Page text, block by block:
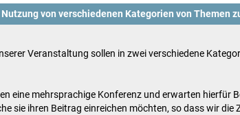
Nutzung von verschiedenen Kategorien von Themen
Veranstaltung sollen in zwei verschiedene
eine mehrsprachige Konferenz und erwarten hierfür
sie ihren Beitrag einreichen möchten, so dass wir